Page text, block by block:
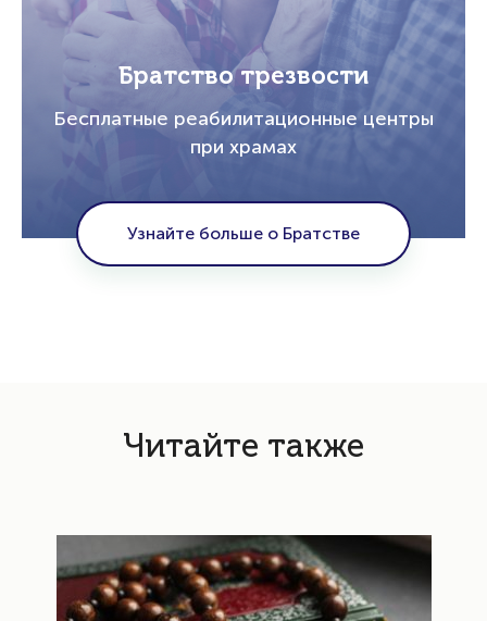
Братство трезвости
Бесплатные реабилитационные центры
при храмах
Узнайте больше о Братстве
Читайте также